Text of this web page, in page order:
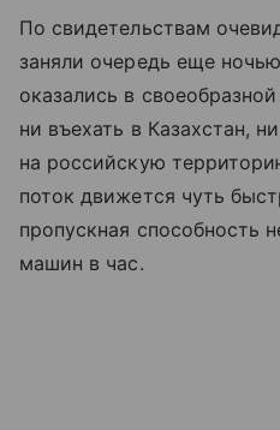
По свидетельствам
заняли очередь еще
оказались в
ни въехать в Казахстан,
на российскую
поток движется чуть
пропускная способность
машин в час.